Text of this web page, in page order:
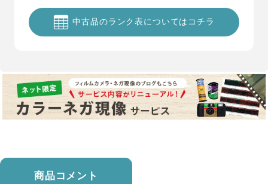
中古品のランク表についてはコチラ
商品コメント